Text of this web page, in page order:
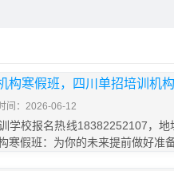
构寒假班，四川单招培训机
间：2026-06-12
学校报名热线18382252107，地
寒假班：为你的未来提前做好准